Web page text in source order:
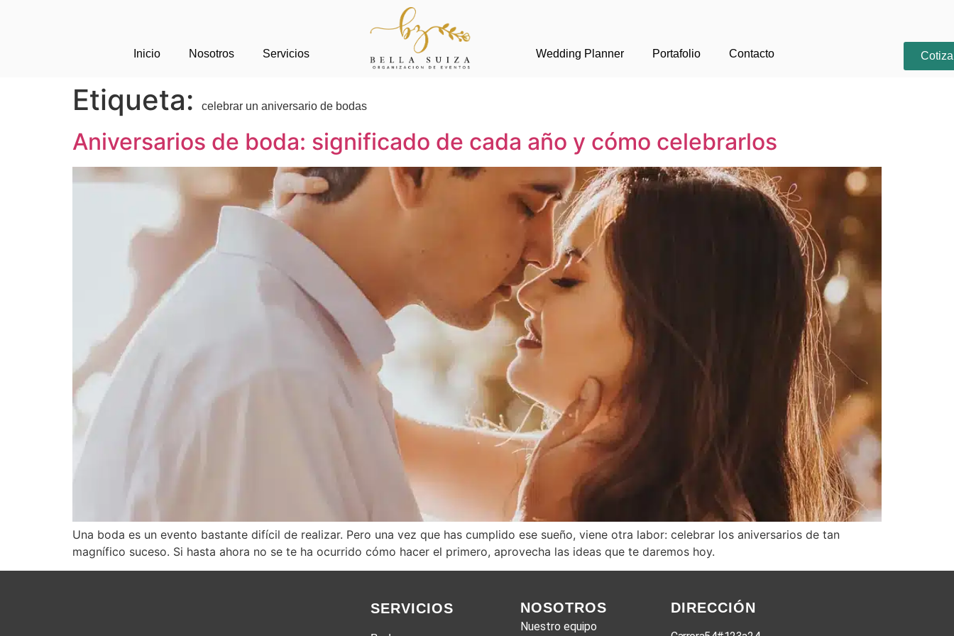
Inicio Nosotros Servicios Wedding Planner Portafolio Contacto
Etiqueta: celebrar un aniversario de bodas
Aniversarios de boda: significado de cada año y cómo celebrarlos
Una boda es un evento bastante difícil de realizar. Pero una vez que has cumplido ese sueño, viene otra labor: celebrar los aniversarios de tan
magnífico suceso. Si hasta ahora no se te ha ocurrido cómo hacer el primero, aprovecha las ideas que te daremos hoy.
SERVICIOS NOSOTROS
Nuestro equipo
DIRECCIÓN